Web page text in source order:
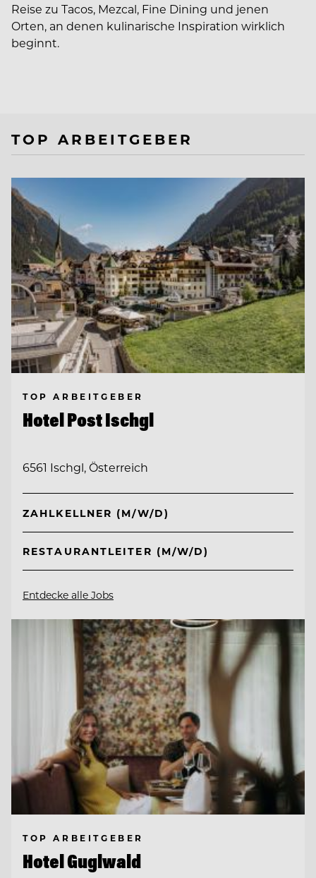
Reise zu Tacos, Mezcal, Fine Dining und jenen
Orten, an denen kulinarische Inspiration wirklich
beginnt.
TOP ARBEITGEBER
TOP ARBEITGEBER
Hotel Post Ischgl
6561 Ischgl, Österreich
ZAHLKELLNER (M/W/D)
RESTAURANTLEITER (M/W/D)
Entdecke alle Jobs
TOP ARBEITGEBER
Hotel Guglwald